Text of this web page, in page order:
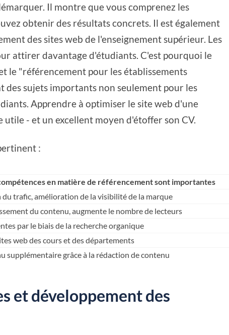
Il montre que vous comprenez les
obtenir des résultats concrets. Il est également
des sites web de l'enseignement supérieur. Les
attirer davantage d'étudiants. C'est pourquoi le
le "référencement pour les établissements
sujets importants non seulement pour les
Apprendre à optimiser le site web d'une
- et un excellent moyen d'étoffer son CV.
:
en matière de référencement sont importantes
trafic, amélioration de la visibilité de la marque
du contenu, augmente le nombre de lecteurs
par le biais de la recherche organique
web des cours et des départements
supplémentaire grâce à la rédaction de contenu
et développement des